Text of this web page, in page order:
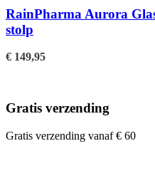
RainPharma Aurora
stolp
€ 149,95
Gratis verzending
Gratis verzending vanaf € 60